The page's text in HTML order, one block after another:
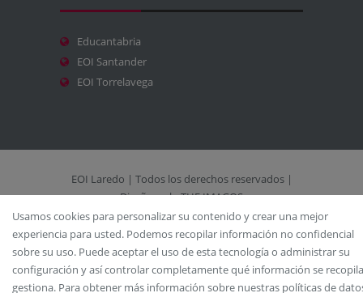
Educantabria
EOI Santander
EOI Torrelavega
EOI Laredo | Todos los derechos reservados |
Diseño web: THE IMAGOS
Aviso Legal / Accesos / Mapa del sitio /
Política de cookies / Protección de datos
Usamos cookies para personalizar su contenido y crear una mejor
experiencia para usted. Podemos recopilar información no confidencial
sobre su uso. Puede aceptar el uso de esta tecnología o administrar su
configuración y así controlar completamente qué información se
gestiona. Para obtener más información sobre nuestras políticas de